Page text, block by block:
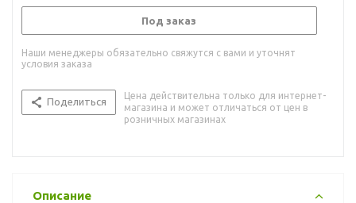
Под заказ
Наши менеджеры обязательно свяжутся с вами и уточнят
условия заказа
Поделиться
Цена действительна только для интернет-
магазина и может отличаться от цен в
розничных магазинах
Описание